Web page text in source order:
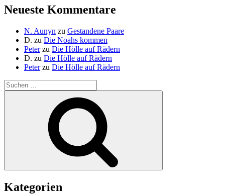
Neueste Kommentare
N. Aunyn zu Gestandene Paare
D. zu Die Noahs kommen
Peterzu Die Hölle auf Rädern
D. zu Die Hölle auf Rädern
Peterzu Die Hölle auf Rädern
Suche
nach:
Kategorien